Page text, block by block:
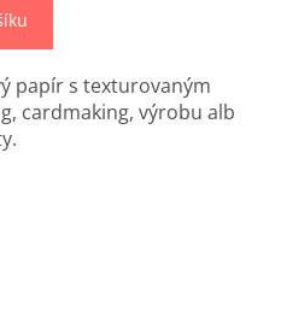
papír s texturovaným
cardmaking, výrobu alb